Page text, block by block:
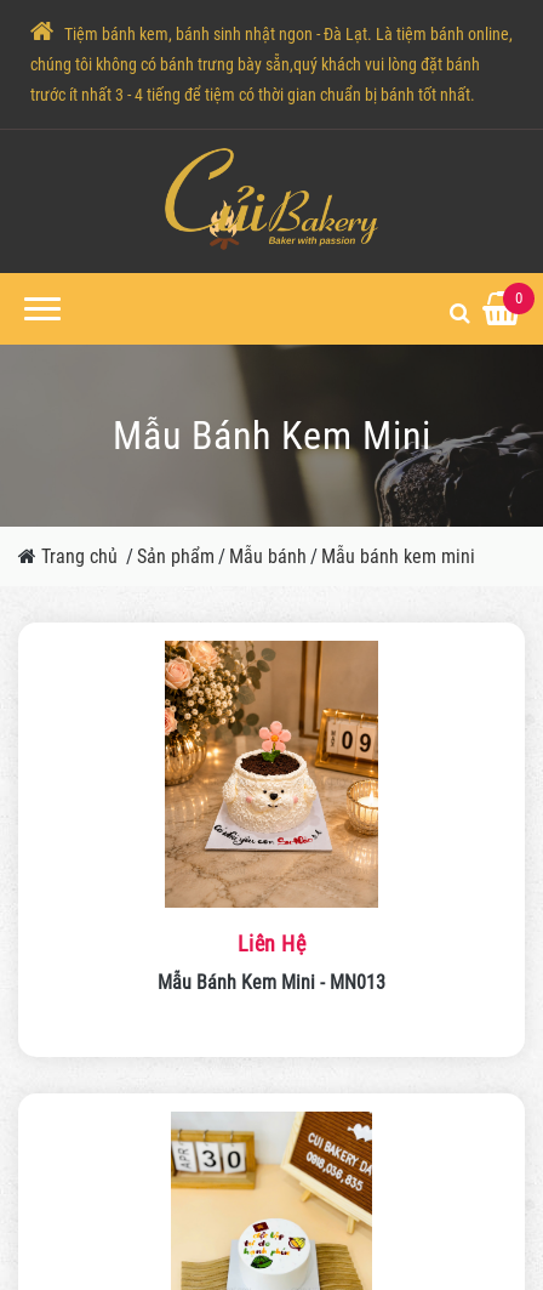
Tiệm bánh kem, bánh sinh nhật ngon - Đà Lạt. Là tiệm bánh online,
chúng tôi không có bánh trưng bày sẵn,quý khách vui lòng đặt bánh
trước ít nhất 3 - 4 tiếng để tiệm có thời gian chuẩn bị bánh tốt nhất.
0
Mẫu Bánh Kem Mini
Trang chủ /Sản phẩm / Mẫu bánh / Mẫu bánh kem mini
Liên Hệ
Mẫu Bánh Kem Mini - MN013